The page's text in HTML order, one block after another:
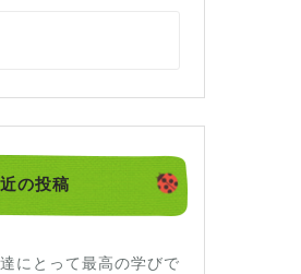
の投稿
にとって最高の学びで